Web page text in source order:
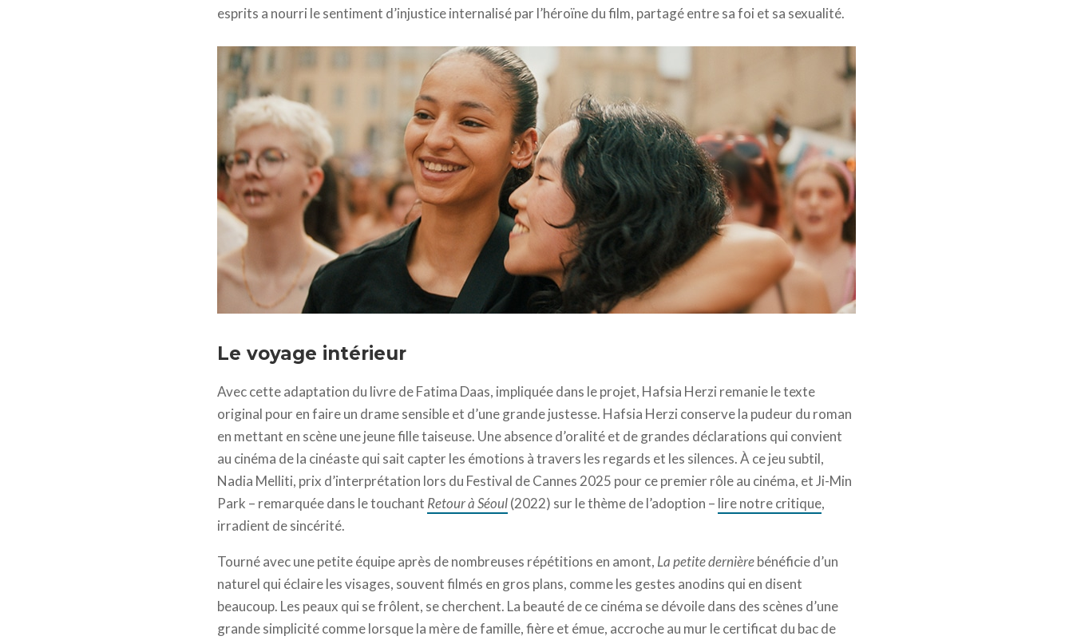
esprits a nourri le sentiment d’injustice internalisé par l’héroïne du film, partagé entre sa foi et sa sexualité.
Le voyage intérieur
Avec cette adaptation du livre de Fatima Daas, impliquée dans le projet, Hafsia Herzi remanie le texte
original pour en faire un drame sensible et d’une grande justesse. Hafsia Herzi conserve la pudeur du roman
en mettant en scène une jeune fille taiseuse. Une absence d’oralité et de grandes déclarations qui convient
au cinéma de la cinéaste qui sait capter les émotions à travers les regards et les silences. À ce jeu subtil,
Nadia Melliti, prix d’interprétation lors du Festival de Cannes 2025 pour ce premier rôle au cinéma, et Ji-Min
Park – remarquée dans le touchant Retour à Séoul(2022) sur le thème de l’adoption – lire notre critique,
irradient de sincérité.
Tourné avec une petite équipe après de nombreuses répétitions en amont, La petite dernièrebénéficie d’un
naturel qui éclaire les visages, souvent filmés en gros plans, comme les gestes anodins qui en disent
beaucoup. Les peaux qui se frôlent, se cherchent. La beauté de ce cinéma se dévoile dans des scènes d’une
grande simplicité comme lorsque la mère de famille, fière et émue, accroche au mur le certificat du bac de